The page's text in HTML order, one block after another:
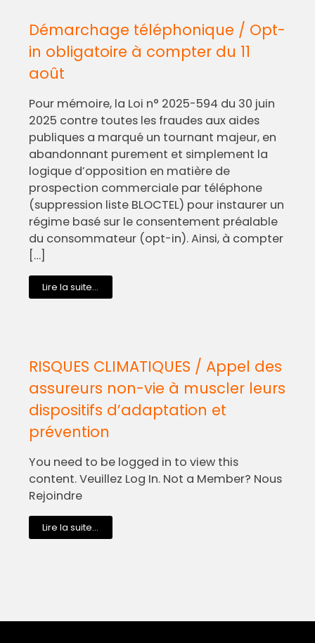
Démarchage téléphonique / Opt-
in obligatoire à compter du 11
août
Pour mémoire, la Loi n° 2025-594 du 30 juin
2025 contre toutes les fraudes aux aides
publiques a marqué un tournant majeur, en
abandonnant purement et simplement la
logique d’opposition en matière de
prospection commerciale par téléphone
(suppression liste BLOCTEL) pour instaurer un
régime basé sur le consentement préalable
du consommateur (opt-in). Ainsi, à compter
[…]
Lire la suite...
RISQUES CLIMATIQUES / Appel des
assureurs non-vie à muscler leurs
dispositifs d’adaptation et
prévention
You need to be logged in to view this
content. Veuillez Log In. Not a Member? Nous
Rejoindre
Lire la suite...